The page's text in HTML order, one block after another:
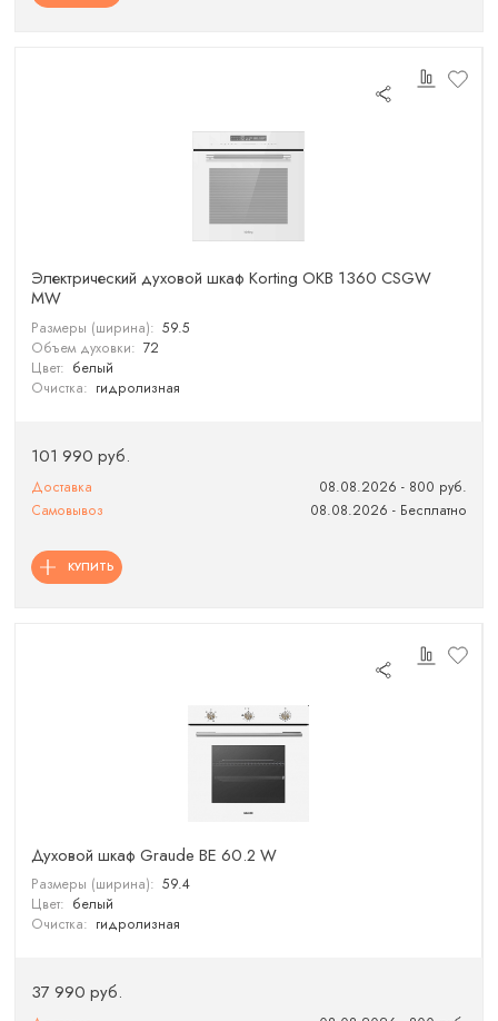
Электрический духовой шкаф Korting OKB 1360 CSGW
MW
Размеры (ширина): 59.5
Объем духовки: 72
Цвет: белый
Очистка: гидролизная
101 990 руб.
Доставка
08.08.2026 - 800 руб.
Самовывоз
08.08.2026 - Бесплатно
КУПИТЬ
Духовой шкаф Graude BE 60.2 W
Размеры (ширина): 59.4
Цвет: белый
Очистка: гидролизная
37 990 руб.